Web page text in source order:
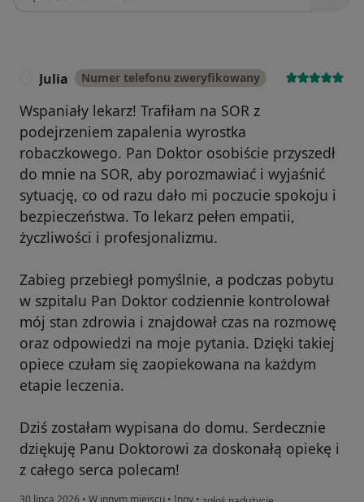
Julia Numer telefonu zweryfikowany
Wspaniały lekarz! Trafiłam na SOR z
podejrzeniem zapalenia wyrostka
robaczkowego. Pan Doktor osobiście przyszedł
do mnie na SOR, aby porozmawiać i wyjaśnić
sytuację, co od razu dało mi poczucie spokoju i
bezpieczeństwa. To lekarz pełen empatii,
życzliwości i profesjonalizmu.
Zabieg przebiegł pomyślnie, a podczas pobytu
w szpitalu Pan Doktor codziennie kontrolował
mój stan zdrowia i znajdował czas na rozmowę
oraz odpowiedzi na moje pytania. Dzięki takiej
opiece czułam się zaopiekowana na każdym
etapie leczenia.
Dziś zostałam wypisana do domu. Serdecznie
dziękuję Panu Doktorowi za doskonałą opiekę i
z całego serca polecam!
w opinii użytkownika Julia